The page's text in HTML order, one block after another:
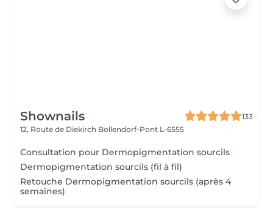
Shownails
133
12, Route de Diekirch Bollendorf-Pont L-6555
Consultation pour Dermopigmentation sourcils
Dermopigmentation sourcils (fil à fil)
Retouche Dermopigmentation sourcils (après 4
semaines)